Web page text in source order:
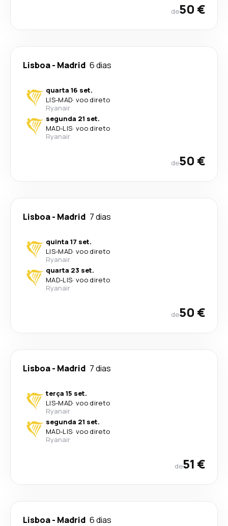
de50 €
Lisboa- Madrid 6 dias
quarta 16 set.
LIS-MAD· voo direto
Ryanair
segunda 21 set.
MAD-LIS· voo direto
Ryanair
de50 €
Lisboa- Madrid 7 dias
quinta 17 set.
LIS-MAD· voo direto
Ryanair
quarta 23 set.
MAD-LIS· voo direto
Ryanair
de50 €
Lisboa- Madrid 7 dias
terça 15 set.
LIS-MAD· voo direto
Ryanair
segunda 21 set.
MAD-LIS· voo direto
Ryanair
de51 €
Lisboa- Madrid 6 dias